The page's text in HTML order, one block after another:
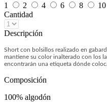
1
2 4 6 8 10
Cantidad
Descripción
Short con bolsillos realizado en
mantiene su color inalterado con los
encontrarán una etiqueta dónde
Composición
100% algodón